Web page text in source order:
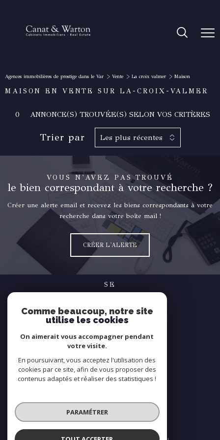
Agences immobilières de prestige dans le Var Vente La croix valmer Maison
MAISON EN VENTE SUR LA-CROIX-VALMER
0 ANNONCE(S) TROUVÉE(S) SELON VOS CRITÈRES
Trier par Les plus récentes
VOUS N'AVEZ PAS TROUVÉ
le bien correspondant à votre recherche ?
Créer une alerte email et recevez les biens correspondants à votre
recherche dans votre boîte mail !
CRÉER L'ALERTE
SE
connecter
espace propriétaire
NOUS
suivre
Comme beaucoup, notre site
utilise les cookies
On aimerait vous accompagner pendant
votre visite.
En poursuivant, vous acceptez l'utilisation des
cookies par ce site, afin de vous proposer des
contenus adaptés et réaliser des statistiques !
PARAMÉTRER